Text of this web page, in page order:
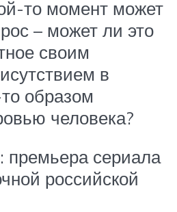
то момент может
– может ли это
своим
в
образом
человека?
премьера сериала
российской